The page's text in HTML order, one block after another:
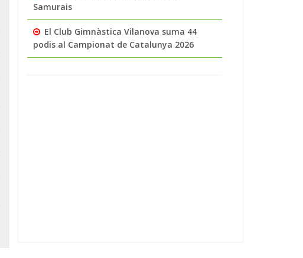
Samurais
El Club Gimnàstica Vilanova suma 44
podis al Campionat de Catalunya 2026